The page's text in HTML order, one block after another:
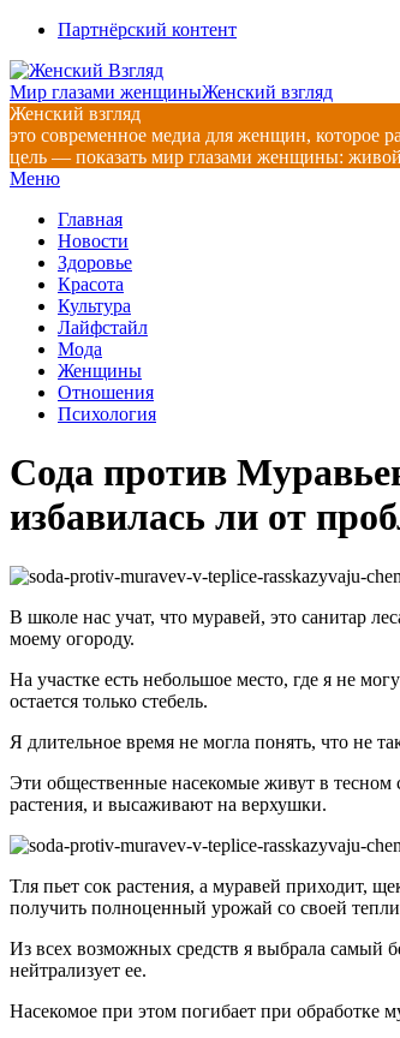
Перейти
содержимому
Партнёрский контент
Мир глазами женщиныЖенский взгляд
Женский взгляд
это современное медиа для женщин, которое
цель — показать мир глазами женщины:
Главное
меню
Меню
Главная
Новости
Здоровье
Красота
Культура
Лайфстайл
Мода
Женщины
Отношения
Психология
Сода против
избавилась ли от
В школе нас учат, что муравей, это санитар
моему огороду.
На участке есть небольшое место, где я не
остается только стебель.
Я длительное время не могла понять, что не
Эти общественные насекомые живут в
растения, и высаживают на верхушки.
Тля пьет сок растения, а муравей приходит,
получить полноценный урожай со своей
Из всех возможных средств я выбрала самый
нейтрализует ее.
Насекомое при этом погибает при обработке